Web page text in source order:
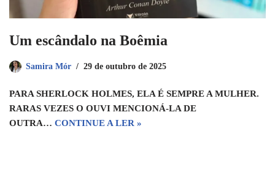
Um escândalo na Boêmia
Samira Mór 29 de outubro de 2025
PARA SHERLOCK HOLMES, ELA É SEMPRE A MULHER.
RARAS VEZES O OUVI MENCIONÁ-LA DE
OUTRA… CONTINUE A LER »